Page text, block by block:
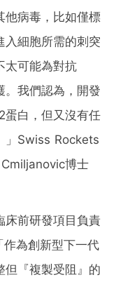
他病毒，比如僅標
入細胞所需的刺突
太可能為對抗
。我們認為，開發
蛋白，但又沒有任
」Swiss Rockets
博士
床前研發項目負責
為創新型下一代
『複製受阻』的